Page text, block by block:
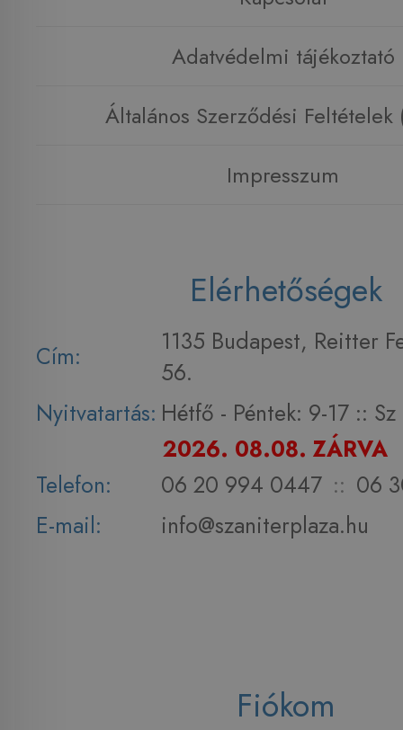
Adatvédelmi tájékoztató
Általános Szerződési Feltételek
Impresszum
Elérhetőségek
Cím:
1135 Budapest, Reitter
56.
Nyitvatartás: Hétfő - Péntek: 9-17 :: Sz
2026. 08.08. ZÁRVA
Telefon:
06 20 994 0447 :: 06
E-mail:
info@szaniterplaza.hu
Fiókom